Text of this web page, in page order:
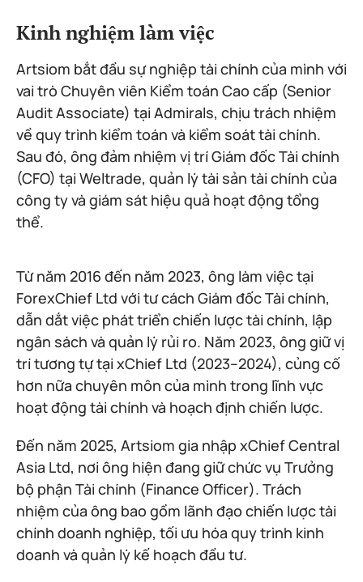
Kinh nghiệm làm việc
Artsiom bắt đầu sự nghiệp tài chính của mình với
vai trò Chuyên viên Kiểm toán Cao cấp (Senior
Audit Associate) tại Admirals, chịu trách nhiệm
về quy trình kiểm toán và kiểm soát tài chính.
Sau đó, ông đảm nhiệm vị trí Giám đốc Tài chính
(CFO) tại Weltrade, quản lý tài sản tài chính của
công ty và giám sát hiệu quả hoạt động tổng
thể.
Từ năm 2016 đến năm 2023, ông làm việc tại
ForexChief Ltd với tư cách Giám đốc Tài chính,
dẫn dắt việc phát triển chiến lược tài chính, lập
ngân sách và quản lý rủi ro. Năm 2023, ông giữ vị
trí tương tự tại xChief Ltd (2023–2024), củng cố
hơn nữa chuyên môn của mình trong lĩnh vực
hoạt động tài chính và hoạch định chiến lược.
Đến năm 2025, Artsiom gia nhập xChief Central
Asia Ltd, nơi ông hiện đang giữ chức vụ Trưởng
bộ phận Tài chính (Finance Officer). Trách
nhiệm của ông bao gồm lãnh đạo chiến lược tài
chính doanh nghiệp, tối ưu hóa quy trình kinh
doanh và quản lý kế hoạch đầu tư.